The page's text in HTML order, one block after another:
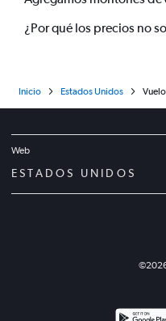
¿Por qué los precios no
Inicio Estados Unidos
Web
ESTADOS UNIDOS
©